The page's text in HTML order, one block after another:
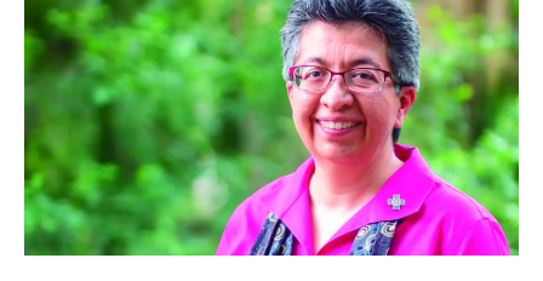
«Olvidamos
contar
como
vocaciones
a
nuestros
laicos»